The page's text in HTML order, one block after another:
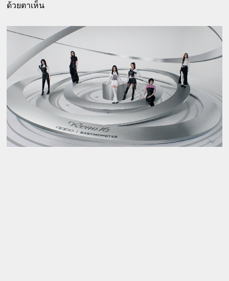
ด้วยตาเห็น